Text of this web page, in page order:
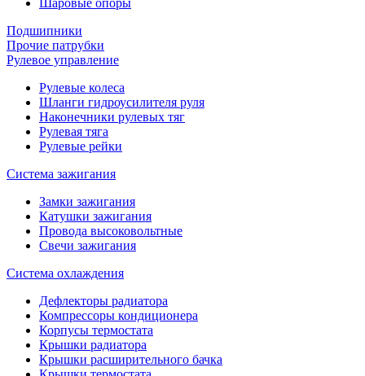
Шаровые опоры
Подшипники
Прочие патрубки
Рулевое управление
Рулевые колеса
Шланги гидроусилителя руля
Наконечники рулевых тяг
Рулевая тяга
Рулевые рейки
Система зажигания
Замки зажигания
Катушки зажигания
Провода высоковольтные
Свечи зажигания
Система охлаждения
Дефлекторы радиатора
Компрессоры кондиционера
Корпусы термостата
Крышки радиатора
Крышки расширительного бачка